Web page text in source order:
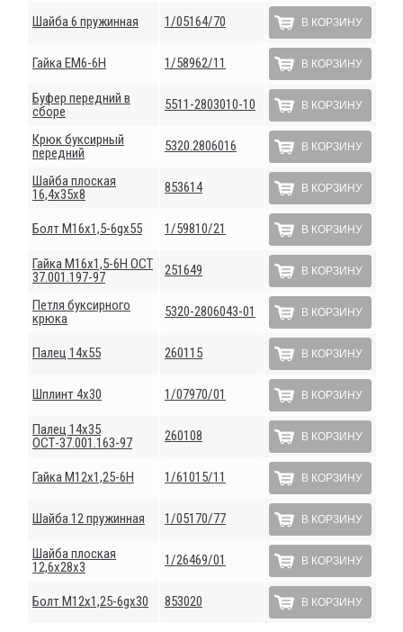
Шайба 6 пружинная 1/05164/70 В КОРЗИНУ
Гайка ЕМ6-6Н 1/58962/11 В КОРЗИНУ
Буфер передний в
сборе
5511-2803010-10 В КОРЗИНУ
Крюк буксирный
передний
5320.2806016 В КОРЗИНУ
Шайба плоская
16,4х35х8
853614 В КОРЗИНУ
Болт М16х1,5-6gх55 1/59810/21 В КОРЗИНУ
Гайка М16х1,5-6Н ОСТ
37.001.197-97
251649 В КОРЗИНУ
Петля буксирного
крюка
5320-2806043-01 В КОРЗИНУ
Палец 14х55 260115 В КОРЗИНУ
Шплинт 4х30 1/07970/01 В КОРЗИНУ
Палец 14х35
ОСТ-37.001.163-97
260108 В КОРЗИНУ
Гайка М12х1,25-6Н 1/61015/11 В КОРЗИНУ
Шайба 12 пружинная 1/05170/77 В КОРЗИНУ
Шайба плоская
12,6х28х3
1/26469/01 В КОРЗИНУ
Болт М12х1,25-6gх30 853020 В КОРЗИНУ